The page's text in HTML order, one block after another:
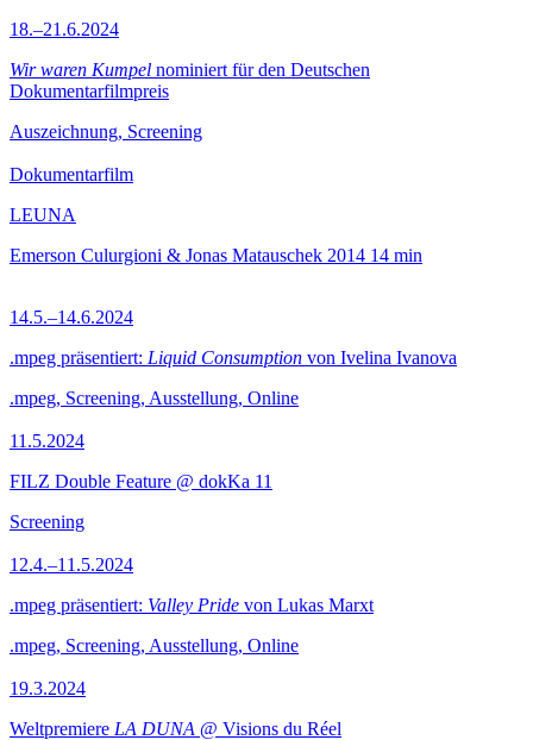
18.–21.6.2024
Wir waren Kumpel nominiert für den Deutschen
Dokumentarfilmpreis
Auszeichnung, Screening
Dokumentarfilm
LEUNA
Emerson Culurgioni & Jonas Matauschek 2014 14 min
14.5.–14.6.2024
.mpeg präsentiert: Liquid Consumption von Ivelina Ivanova
.mpeg, Screening, Ausstellung, Online
11.5.2024
FILZ Double Feature @ dokKa 11
Screening
12.4.–11.5.2024
.mpeg präsentiert: Valley Pride von Lukas Marxt
.mpeg, Screening, Ausstellung, Online
19.3.2024
Weltpremiere LA DUNA @ Visions du Réel